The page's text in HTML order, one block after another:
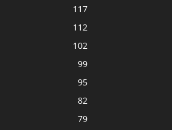
117
112
102
99
95
82
79